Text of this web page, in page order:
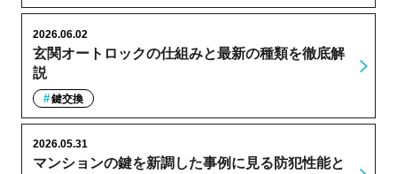
玄関オートロックの仕組みと最新の種類を徹底解
説
2026.06.02
鍵交換
マンションの鍵を新調した事例に見る防犯性能と
2026.05.31